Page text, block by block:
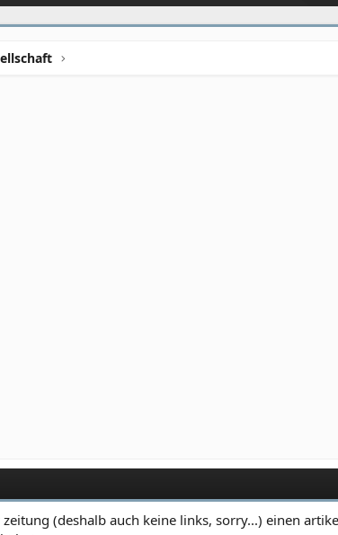
(deshalb auch keine links, sorry...) einen